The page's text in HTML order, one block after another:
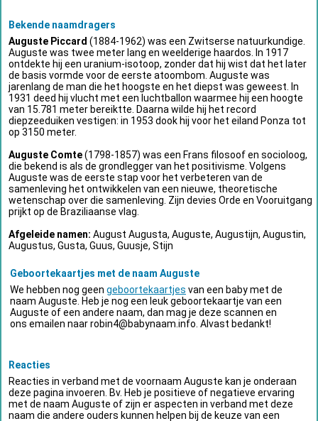
Bekende naamdragers
Auguste Piccard (1884-1962) was een Zwitserse natuurkundige.
Auguste was twee meter lang en weelderige haardos. In 1917
ontdekte hij een uranium-isotoop, zonder dat hij wist dat het later
de basis vormde voor de eerste atoombom. Auguste was
jarenlang de man die het hoogste en het diepst was geweest. In
1931 deed hij vlucht met een luchtballon waarmee hij een hoogte
van 15.781 meter bereiktte. Daarna wilde hij het record
diepzeeduiken vestigen: in 1953 dook hij voor het eiland Ponza tot
op 3150 meter.
Auguste Comte(1798-1857) was een Frans filosoof en socioloog,
die bekend is als de grondlegger van het positivisme. Volgens
Auguste was de eerste stap voor het verbeteren van de
samenleving het ontwikkelen van een nieuwe, theoretische
wetenschap over die samenleving. Zijn devies Orde en Vooruitgang
prijkt op de Braziliaanse vlag.
Afgeleide namen: August Augusta, Auguste, Augustijn, Augustin,
Augustus, Gusta, Guus, Guusje, Stijn
Geboortekaartjes met de naam Auguste
We hebben nog geen geboortekaartjes van een baby met de
naam Auguste. Heb je nog een leuk geboortekaartje van een
Auguste of een andere naam, dan mag je deze scannen en
ons emailen naarrobin4@babynaam.info . Alvast bedankt!
Reacties
Reacties in verband met de voornaam Auguste kan je onderaan
deze pagina invoeren. Bv. Heb je positieve of negatieve ervaring
met de naam Auguste of zijn er aspecten in verband met deze
naam die andere ouders kunnen helpen bij de keuze van een